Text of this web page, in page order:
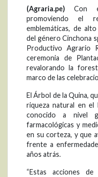
(Agraria.pe) Con
promoviendo el
emblemáticas, de
del género Cinchona
Productivo Agrario
ceremonia de
revalorando la
marco de las
El Árbol de la Quina,
riqueza natural en el
conocido a nivel
farmacológicas y
en su corteza, y que
frente a
años atrás.
“Estas acciones